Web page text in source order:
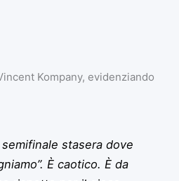
Kompany, evidenziando
semifinale stasera dove
È caotico. È da